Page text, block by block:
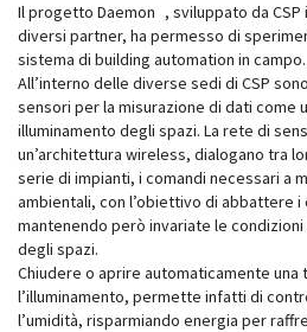
Il progetto Daemon , sviluppato da CSP
diversi partner, ha permesso di
sistema di building automation in campo.
All’interno delle diverse sedi di CSP
sensori per la misurazione di dati come
illuminamento degli spazi. La rete di
un’architettura wireless, dialogano tra
serie di impianti, i comandi necessari a
ambientali, con l’obiettivo di abbattere
mantenendo però invariate le
degli spazi.
Chiudere o aprire automaticamente una
l’illuminamento, permette infatti di
l’umidità, risparmiando energia per